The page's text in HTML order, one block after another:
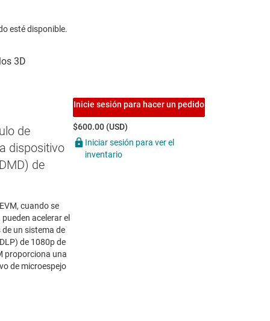
esté disponible.
de
dispositivo
de
cuando se
acelerar el
un sistema de
de 1080p de
proporciona una
de microespejo
Inicie sesión para hacer un pedido
$600.00 (USD)
Iniciar sesión para ver el
inventario